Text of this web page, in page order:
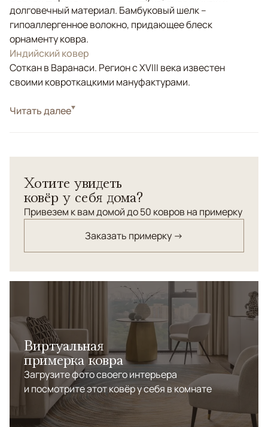
долговечный материал. Бамбуковый шелк –
гипоаллергенное волокно, придающее блеск
орнаменту ковра.
Индийский ковер
Соткан в Варанаси. Регион с XVIII века известен
своими ковроткацкими мануфактурами.
СтильДизайнерские
цветовое решение: сочетание светло-мятного и
Читать далее
Хотите увидеть
ковёр у себя дома?
Привезем к вам домой до 50 ковров на примерку
Заказать примерку →
Виртуальная
примерка ковра
Загрузите фото своего интерьера
и посмотрите этот ковёр у себя в комнате